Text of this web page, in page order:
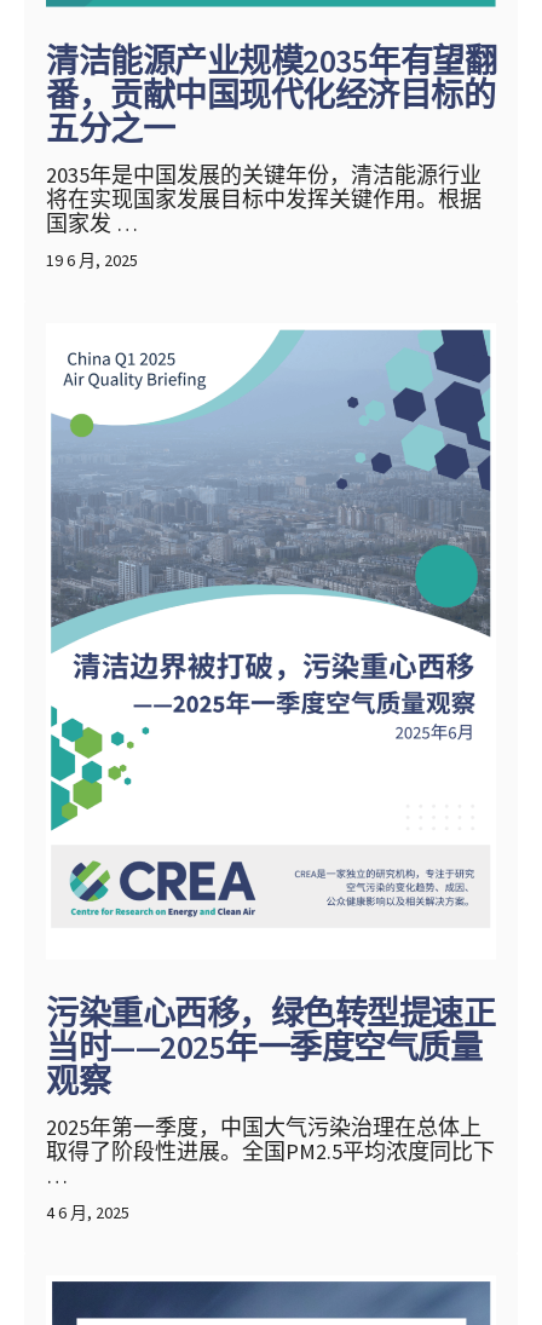
清洁能源产业规模2035年有望翻
番，贡献中国现代化经济目标的
五分之一
2035年是中国发展的关键年份，清洁能源行业
将在实现国家发展目标中发挥关键作用。根据
国家发 …
19 6 月, 2025
污染重心西移，绿色转型提速正
当时——2025年一季度空气质量
观察
2025年第一季度，中国大气污染治理在总体上
取得了阶段性进展。全国PM2.5平均浓度同比下
…
4 6 月, 2025